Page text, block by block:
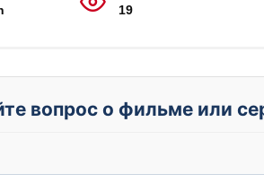
19
вопрос о фильме или